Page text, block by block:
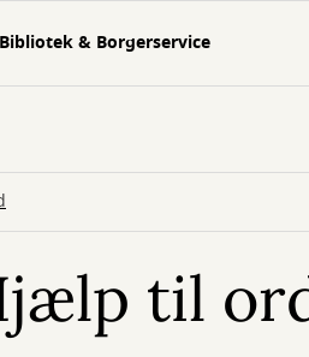
& Borgerservice
til